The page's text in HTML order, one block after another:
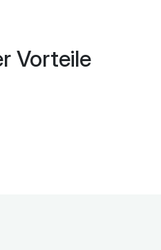
Vorteile